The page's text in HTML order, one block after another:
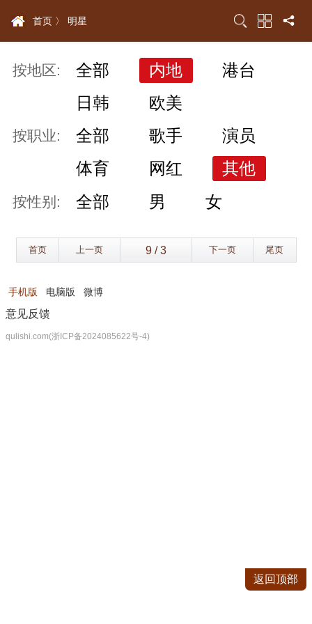
首页 〉 明星
按地区: 全部 内地
港台
日韩
欧美
按职业: 全部 歌手
演员
体育
网红 其他
按性别: 全部 男 女
首页 上一页 下一页 尾页
手机版 电脑版 微博
意见反馈
qulishi.com(浙ICP备2024085622号-4)
返回顶部